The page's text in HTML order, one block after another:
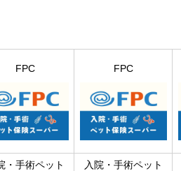
FPC FPC
・手術ペット
入院・手術ペット